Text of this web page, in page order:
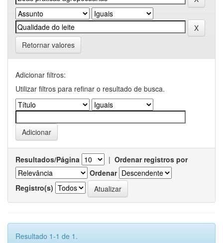
Retornar valores
Adicionar filtros:
Utilizar filtros para refinar o resultado de busca.
Resultados/Página | Ordenar registros por
Ordenar
Registro(s)
Resultado 1-1 de 1.